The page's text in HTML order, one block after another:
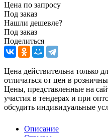
Цена по запросу
Под заказ
Нашли дешевле?
Под заказ
Поделиться
Цена действительна только
отличаться от цен в
Цены, представленные на
участия в тендерах и при
обсудить индивидуальные
Описание